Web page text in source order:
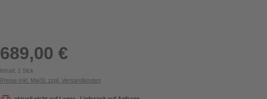
689,00 €
Inhalt: 1 Stck
Preise inkl. MwSt. zzgl. Versandkosten